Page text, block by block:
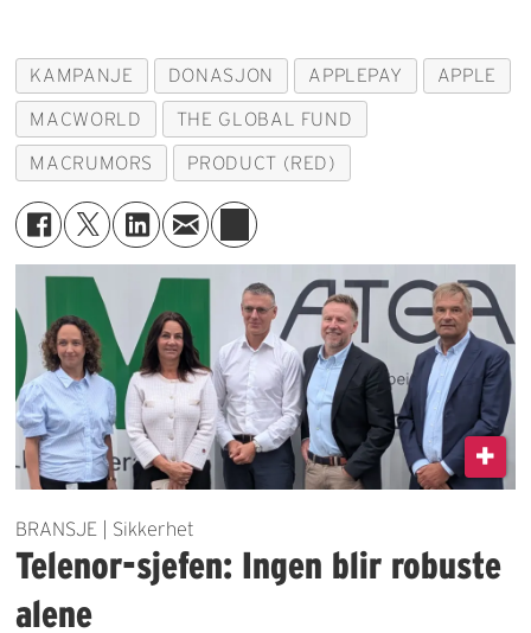
KAMPANJE DONASJON APPLEPAY APPLE
MACWORLD THE GLOBAL FUND
MACRUMORS PRODUCT (RED)
BRANSJE | Sikkerhet
Telenor-sjefen: Ingen blir robuste
alene